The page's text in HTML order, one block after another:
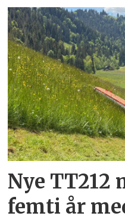
Nye TT212
femti år­